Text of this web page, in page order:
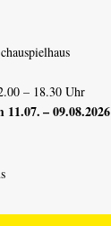
– 18.30 Uhr
– 09.08.2026